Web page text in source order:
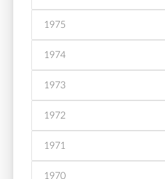
1975
1974
1973
1972
1971
1970